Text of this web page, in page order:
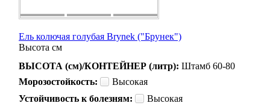
Ель колючая голубая Brynek ("Брунек")
Высота см
ВЫСОТА (см)/КОНТЕЙНЕР (литр): Штамб 60-80
Морозостойкость:
Высокая
Устойчивость к болезням:
Высокая